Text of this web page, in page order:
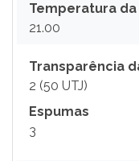
Temperatura da
21.00
Transparência
2 (50 UTJ)
Espumas
3